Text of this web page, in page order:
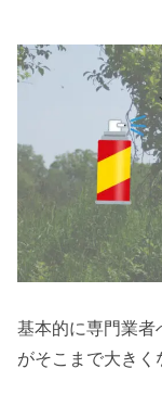
基本的に専門業者
がそこまで大きく